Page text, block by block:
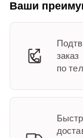
Ваши
заказ
по